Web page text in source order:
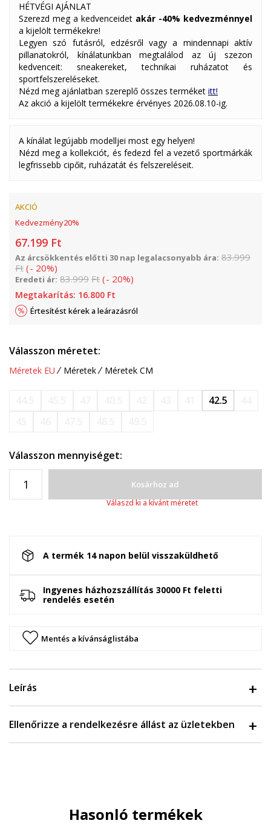
HÉTVÉGI AJÁNLAT
Szerezd meg a kedvenceidet akár -40% kedvezménnyel
a kijelölt termékekre!
Legyen szó futásról, edzésről vagy a mindennapi aktív
pillanatokról, kínálatunkban megtalálod az új szezon
kedvenceit: sneakereket, technikai ruházatot és
sportfelszereléseket.
Nézd meg ajánlatban szereplő összes terméket itt!
Az akció a kijelölt termékekre érvényes 2026.08.10-ig.
A kínálat legújabb modelljei most egy helyen!
Nézd meg a kollekciót, és fedezd fel a vezető sportmárkák
legfrissebb cipőit, ruházatát és felszereléseit.
AKCIÓ
Kedvezmény20%
67.199 Ft
Az árcsökkentés előtti 30 nap legalacsonyabb ára: 83.999
Ft (- 20%)
Eredeti ár: 83.999 Ft (- 20%)
Megtakarítás: 16.800 Ft
Értesítést kérek a leárazásról
Válasszon méretet:
Méretek EU Méretek Méretek CM
42.5
Válasszon mennyiséget:
Kosárhoz ad
Válaszd ki a kívánt méretet
A termék 14 napon belül visszaküldhető
Ingyenes házhozszállítás 30000 Ft feletti
rendelés esetén
Mentés a kívánságlistába
Leírás
Ellenőrizze a rendelkezésre állást az üzletekben
Hasonló termékek